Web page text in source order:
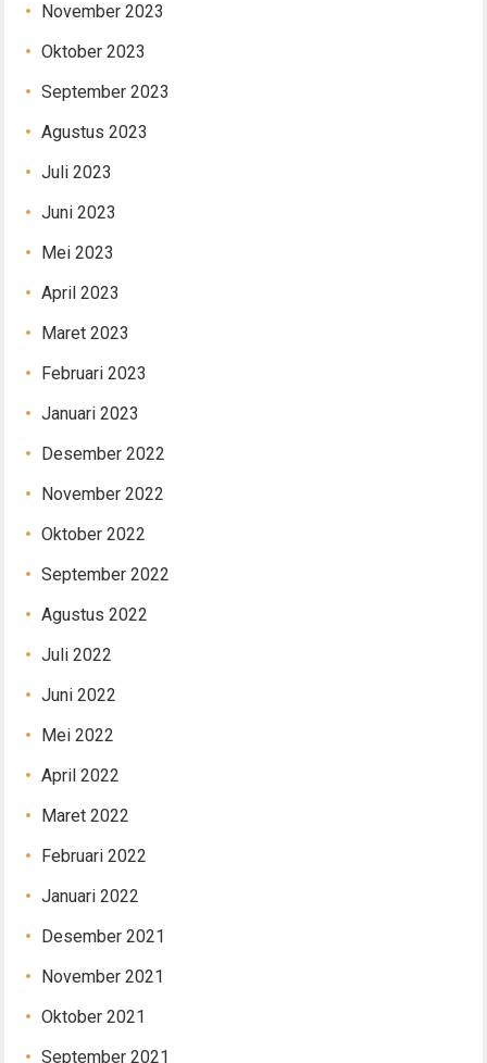
November 2023
Oktober 2023
September 2023
Agustus 2023
Juli 2023
Juni 2023
Mei 2023
April 2023
Maret 2023
Februari 2023
Januari 2023
Desember 2022
November 2022
Oktober 2022
September 2022
Agustus 2022
Juli 2022
Juni 2022
Mei 2022
April 2022
Maret 2022
Februari 2022
Januari 2022
Desember 2021
November 2021
Oktober 2021
September 2021